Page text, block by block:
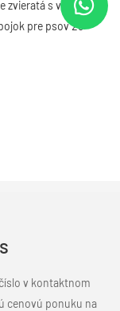
v kontaktnom
cenovú ponuku na